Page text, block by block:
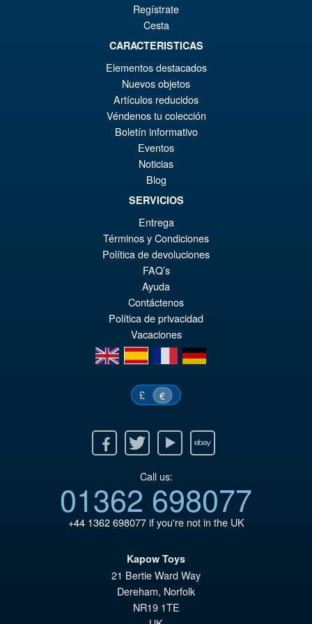
AÑADIR AL CARRITO
Transformers x Zoids x
Diaclone T-Spark Shield D
Prime
AÑADIR AL CARRITO
Regístrate
Cesta
CARACTERISTICAS
Elementos destacados
Nuevos objetos
Artículos reducidos
Véndenos tu colección
Boletín informativo
Eventos
Noticias
Blog
SERVICIOS
Entrega
Términos y Condiciones
Política de devoluciones
FAQ’s
Ayuda
Contáctenos
Política de privacidad
Vacaciones
en
es fr de
£ €
Twitter Youtube Ebay
Call us:
01362 698077
+44 1362 698077if you're not in the UK
Kapow Toys
21 Bertie Ward Way
Dereham, Norfolk
NR19 1TE